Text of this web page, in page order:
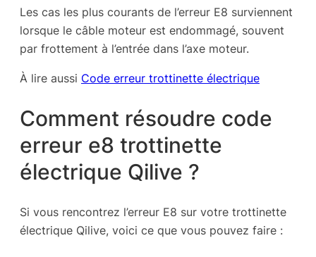
Les cas les plus courants de l’erreur E8 surviennent
lorsque le câble moteur est endommagé, souvent
par frottement à l’entrée dans l’axe moteur.
À lire aussi Code erreur trottinette électrique
Comment résoudre code
erreur e8 trottinette
électrique Qilive ?
Si vous rencontrez l’erreur E8 sur votre trottinette
électrique Qilive, voici ce que vous pouvez faire :